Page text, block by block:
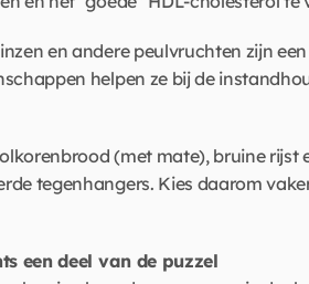
en andere peulvruchten zijn
helpen ze bij de
(met mate), bruine rijst
tegenhangers. Kies daarom
een deel van de puzzel